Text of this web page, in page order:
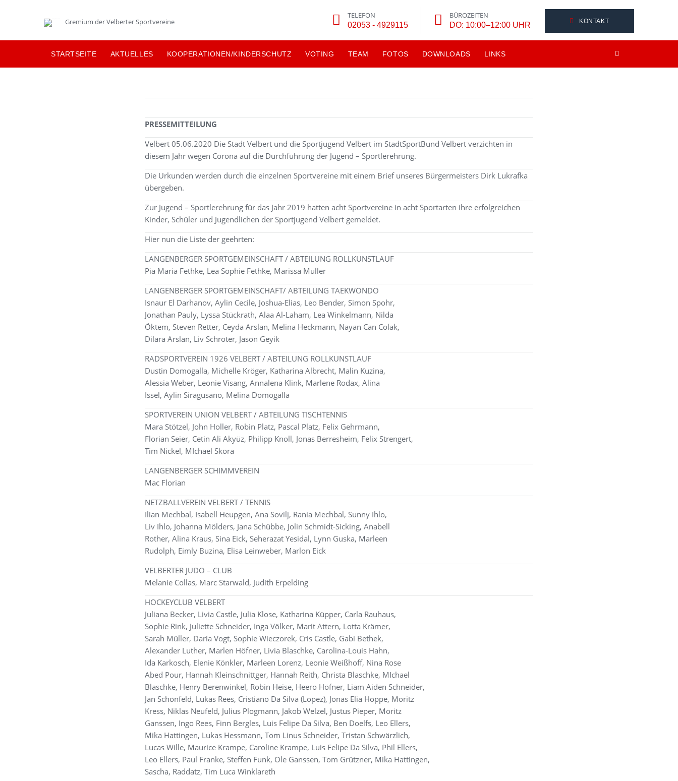
Gremium der Velberter Sportvereine
TELEFON
02053 - 4929115
BÜROZEITEN
DO: 10:00–12:00 UHR KONTAKT
STARTSEITE AKTUELLES KOOPERATIONEN/KINDERSCHUTZ VOTING TEAM FOTOS DOWNLOADS LINKS
PRESSEMITTEILUNG
Velbert 05.06.2020 Die Stadt Velbert und die Sportjugend Velbert im StadtSportBund Velbert verzichten in
diesem Jahr wegen Corona auf die Durchführung der Jugend – Sportlerehrung.
Die Urkunden werden durch die einzelnen Sportvereine mit einem Brief unseres Bürgermeisters Dirk Lukrafka
übergeben.
Zur Jugend – Sportlerehrung für das Jahr 2019 hatten acht Sportvereine in acht Sportarten ihre erfolgreichen
Kinder, Schüler und Jugendlichen der Sportjugend Velbert gemeldet.
Hier nun die Liste der geehrten:
LANGENBERGER SPORTGEMEINSCHAFT / ABTEILUNG ROLLKUNSTLAUF
Pia Maria Fethke, Lea Sophie Fethke, Marissa Müller
LANGENBERGER SPORTGEMEINSCHAFT/ ABTEILUNG TAEKWONDO
Isnaur El Darhanov, Aylin Cecile, Joshua-Elias, Leo Bender, Simon Spohr,
Jonathan Pauly, Lyssa Stückrath, Alaa Al-Laham, Lea Winkelmann, Nilda
Öktem, Steven Retter, Ceyda Arslan, Melina Heckmann, Nayan Can Colak,
Dilara Arslan, Liv Schröter, Jason Geyik
RADSPORTVEREIN 1926 VELBERT / ABTEILUNG ROLLKUNSTLAUF
Dustin Domogalla, Michelle Kröger, Katharina Albrecht, Malin Kuzina,
Alessia Weber, Leonie Visang, Annalena Klink, Marlene Rodax, Alina
Issel, Aylin Siragusano, Melina Domogalla
SPORTVEREIN UNION VELBERT / ABTEILUNG TISCHTENNIS
Mara Stötzel, John Holler, Robin Platz, Pascal Platz, Felix Gehrmann,
Florian Seier, Cetin Ali Akyüz, Philipp Knoll, Jonas Berresheim, Felix Strengert,
Tim Nickel, MIchael Skora
LANGENBERGER SCHIMMVEREIN
Mac Florian
NETZBALLVEREIN VELBERT / TENNIS
Ilian Mechbal, Isabell Heupgen, Ana Sovilj, Rania Mechbal, Sunny Ihlo,
Liv Ihlo, Johanna Mölders, Jana Schübbe, Jolin Schmidt-Sicking, Anabell
Rother, Alina Kraus, Sina Eick, Seherazat Yesidal, Lynn Guska, Marleen
Rudolph, Eimly Buzina, Elisa Leinweber, Marlon Eick
VELBERTER JUDO – CLUB
Melanie Collas, Marc Starwald, Judith Erpelding
HOCKEYCLUB VELBERT
Juliana Becker, Livia Castle, Julia Klose, Katharina Küpper, Carla Rauhaus,
Sophie Rink, Juliette Schneider, Inga Völker, Marit Attern, Lotta Krämer,
Sarah Müller, Daria Vogt, Sophie Wieczorek, Cris Castle, Gabi Bethek,
Alexander Luther, Marlen Höfner, Livia Blaschke, Carolina-Louis Hahn,
Ida Karkosch, Elenie Könkler, Marleen Lorenz, Leonie Weißhoff, Nina Rose
Abed Pour, Hannah Kleinschnittger, Hannah Reith, Christa Blaschke, MIchael
Blaschke, Henry Berenwinkel, Robin Heise, Heero Höfner, Liam Aiden Schneider,
Jan Schönfeld, Lukas Rees, Cristiano Da Silva (Lopez), Jonas Elia Hoppe, Moritz
Kress, Niklas Neufeld, Julius Plogmann, Jakob Welzel, Justus Pieper, Moritz
Ganssen, Ingo Rees, Finn Bergles, Luis Felipe Da Silva, Ben Doelfs, Leo Ellers,
Mika Hattingen, Lukas Hessmann, Tom Linus Schneider, Tristan Schwärzlich,
Lucas Wille, Maurice Krampe, Caroline Krampe, Luis Felipe Da Silva, Phil Ellers,
Leo Ellers, Paul Franke, Steffen Funk, Ole Ganssen, Tom Grützner, Mika Hattingen,
Sascha, Raddatz, Tim Luca Winklareth